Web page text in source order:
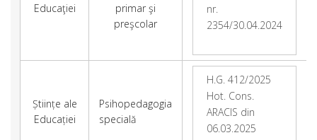
Educaţiei
primar şi
preşcolar
nr.
2354/30.04.2024
Științe ale
Educației
Psihopedagogia
specială
H.G. 412/2025
Hot. Cons.
ARACIS din
06.03.2025